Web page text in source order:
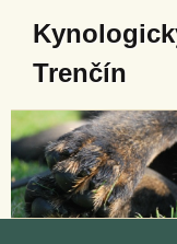
Trenčín